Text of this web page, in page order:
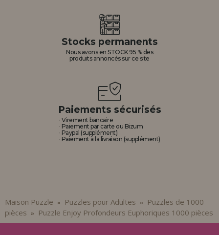
Stocks permanents
Nous avons en STOCK 95 % des
produits annoncés sur ce site
Paiements sécurisés
· Virement bancaire
· Paiement par carte ou Bizum
· Paypal (supplément)
· Paiement à la livraison (supplément)
Maison Puzzle » Puzzles pour Adultes »
Puzzles de 1000
pièces » Puzzle Enjoy Profondeurs Euphoriques 1000 pièces